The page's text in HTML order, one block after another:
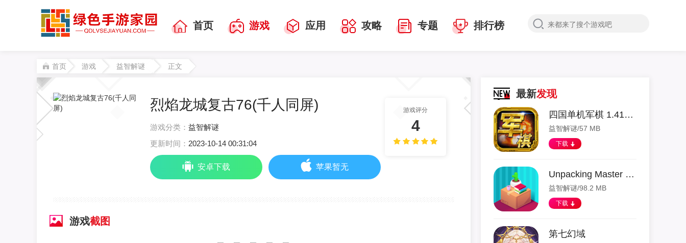
首页 游戏 应用 攻略 专题 排行榜
首页 游戏 益智解谜 正文
烈焰龙城复古76(千人同屏)
游戏分类： 益智解谜
更新时间： 2023-10-14 00:31:04
安卓下载 苹果暂无
游戏评分
4
游戏截图
最新发现
四国单机军棋 1.41 安卓版
益智解谜/57 MB
下载
Unpacking Master 1.0.4 安卓版
益智解谜/98.2 MB
下载
第七幻域